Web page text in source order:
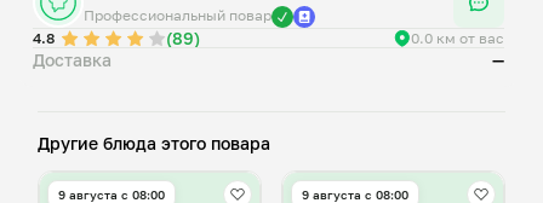
Профессиональный повар
4.8
(89) 0.0 км от вас
Доставка —
Другие блюда этого повара
9 августа с 08:00 9 августа с 08:00